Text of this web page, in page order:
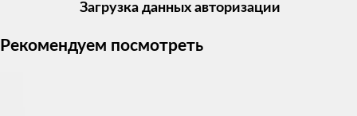
Загрузка данных авторизации
Рекомендуем посмотреть